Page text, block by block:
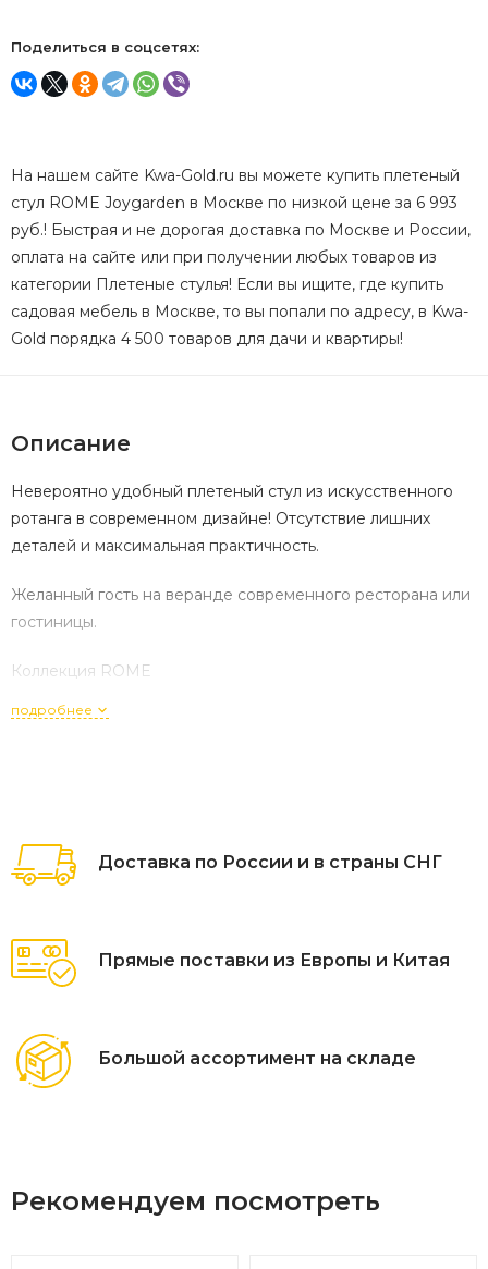
Поделиться в соцсетях:
На нашем сайте Kwa-Gold.ru вы можете купить плетеный
стул ROME Joygarden в Москве по низкой цене за 6 993
руб.! Быстрая и не дорогая доставка по Москве и России,
оплата на сайте или при получении любых товаров из
категории Плетеные стулья! Если вы ищите, где купить
садовая мебель в Москве, то вы попали по адресу, в Kwa-
Gold порядка 4 500 товаров для дачи и квартиры!
Описание
Невероятно удобный плетеный стул из искусственного
ротанга в современном дизайне! Отсутствие лишних
деталей и максимальная практичность.
Желанный гость на веранде современного ресторана или
гостиницы.
Коллекция ROME
Материал - искусственый ротанг, плоское плетение
Подушка в комплекте
Цвет подушки - темно-серый
подробнее
Доставка по России и в страны СНГ
Прямые поставки из Европы и Китая
Большой ассортимент на складе
Рекомендуем посмотреть